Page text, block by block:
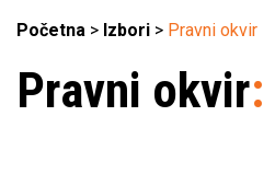
Početna > Izbori > Pravni okvir
Pravni okvir